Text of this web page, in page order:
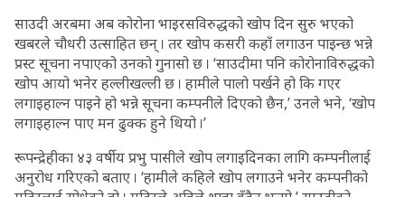
साउदी अरबमा अब कोरोना भाइरसविरुद्धको खोप दिन सुरु भएको
खबरले चौधरी उत्साहित छन् । तर खोप कसरी कहाँ लगाउन पाइन्छ भन्ने
प्रस्ट सूचना नपाएको उनको गुनासो छ । ‘साउदीमा पनि कोरोनाविरुद्धको
खोप आयो भनेर हल्लीखल्ली छ । हामीले पालो पर्खने हो कि गएर
लगाइहाल्न पाइने हो भन्ने सूचना कम्पनीले दिएको छैन,’ उनले भने, ‘खोप
लगाइहाल्न पाए मन ढुक्क हुने थियो ।’
रूपन्द्रेहीका ४३ वर्षीय प्रभु पासीले खोप लगाइदिनका लागि कम्पनीलाई
अनुरोध गरिएको बताए । ‘हामीले कहिले खोप लगाउने भनेर कम्पनीको